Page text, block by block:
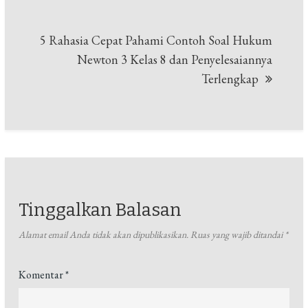
5 Rahasia Cepat Pahami Contoh Soal Hukum
Newton 3 Kelas 8 dan Penyelesaiannya
Terlengkap
Tinggalkan Balasan
Alamat email Anda tidak akan dipublikasikan. Ruas yang wajib ditandai *
Komentar*